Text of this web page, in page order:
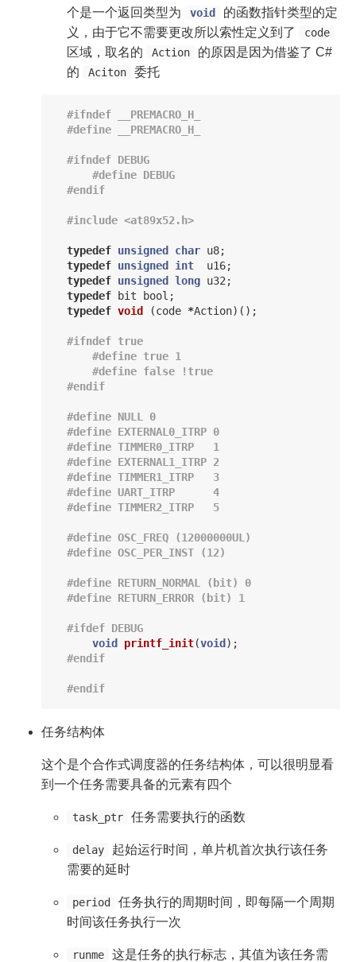
个是一个返回类型为
void
的函数指针类型的定
义，由于它不需要更改所以索性定义到了
code
区域，取名的 Action
的原因是因为借鉴了 C#
的
Aciton 委托
typedef unsigned char u8;
typedef unsigned int u16;
typedef unsigned long u32 ;
typedef
bit bool ;
typedef void (code *Action)();
void
printf_init(void );
任务结构体
这个是个合作式调度器的任务结构体，可以很明显看
到一个任务需要具备的元素有四个
task_ptr 任务需要执行的函数
delay
起始运行时间，单片机首次执行该任务
需要的延时
period
任务执行的周期时间，即每隔一个周期
时间该任务执行一次
runme
这是任务的执行标志，其值为该任务需